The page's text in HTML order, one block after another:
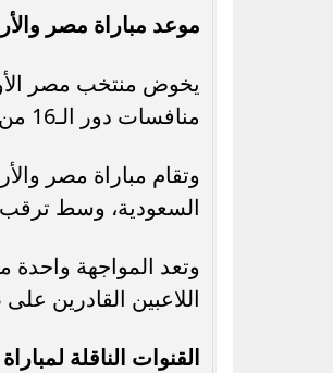
موعد مباراة مصر
يخوض منتخب مصر
منافسات دور الـ16 من بطولة كأس العالم 2026.
وتقام مباراة مصر
السعودية، وسط ترقب
اللاعبين القادرين
القنوات الناقلة